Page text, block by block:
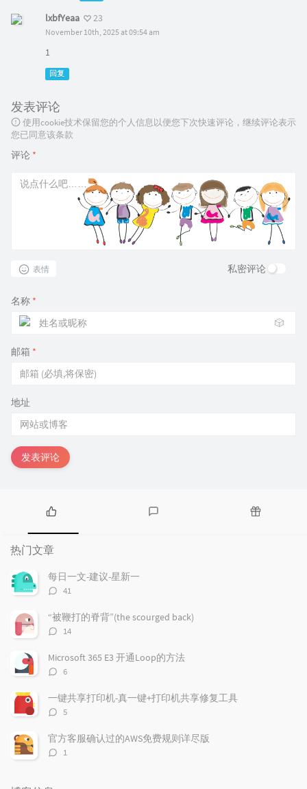
lxbfYeaa 23
November 10th, 2025 at 09:54 am
1
回复
发表评论
使用cookie技术保留您的个人信息以便您下次快速评论，继续评论表示
您已同意该条款
评论 *
表情 私密评论
名称 *
🎲
邮箱 *
地址
发表评论
热
门
文
章
热门文章
每日一文-建议-星新一
评
数：
41
“被鞭打的脊背”(the scourged back)
评
数：
14
Microsoft 365 E3 开通Loop的方法
评
数：
6
一键共享打印机-真一键+打印机共享修复工具
评
数：
5
官方客服确认过的AWS免费规则详尽版
评1